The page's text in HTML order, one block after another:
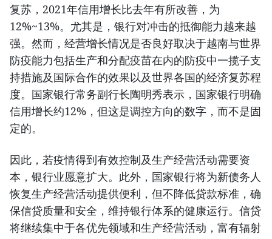
复苏，2021年信用增长比去年有所改善，为
12%~13%。尤其是，银行对冲击的抵御能力越来越
强。然而，经营增长情况是否良好取决于越南与世界
防疫能力包括生产和分配疫苗在内的防疫中一揽子支
持措施及国际合作的效果以及世界各国的经济复苏程
度。国家银行常务副行长陶明秀表示，国家银行明确
信用增长约12%，但这是调控方向的数字，而不是固
定的。
因此，若疫情得到有效控制及生产经营活动需要资
本，银行业愿意扩大。此外，国家银行将为新债务人
恢复生产经营活动提供便利，但不降低贷款标准，确
保信贷质量和安全，维持银行体系的健康运行。信贷
将继续集中于各优先领域和生产经营活动，富有辐射